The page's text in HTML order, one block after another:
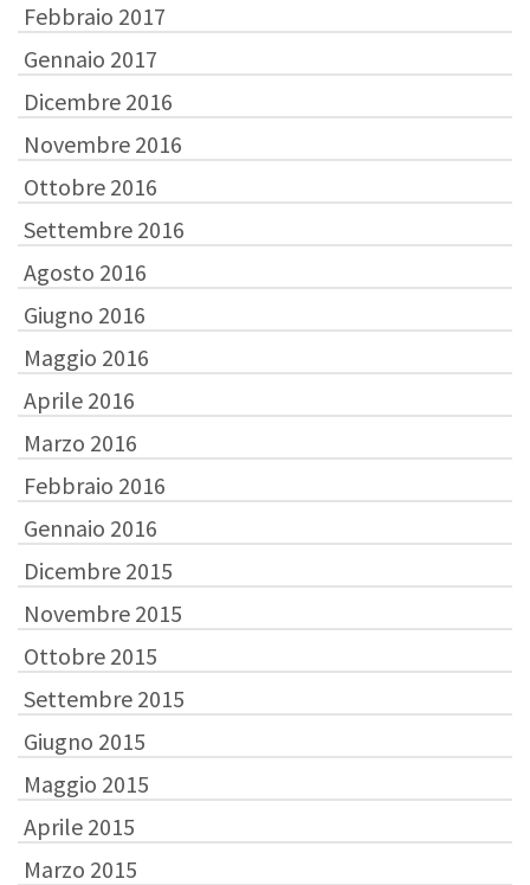
Febbraio 2017
Gennaio 2017
Dicembre 2016
Novembre 2016
Ottobre 2016
Settembre 2016
Agosto 2016
Giugno 2016
Maggio 2016
Aprile 2016
Marzo 2016
Febbraio 2016
Gennaio 2016
Dicembre 2015
Novembre 2015
Ottobre 2015
Settembre 2015
Giugno 2015
Maggio 2015
Aprile 2015
Marzo 2015